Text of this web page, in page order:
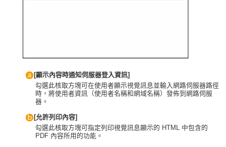
[顯示內容時通知伺服器登入資訊]
勾選此核取方塊可在使用者顯示視覺訊息並輸入網路伺服器路徑
時，將使用者資訊（使用者名稱和網域名稱）發佈到網路伺服
器。
[允許列印內容]
勾選此核取方塊可指定列印視覺訊息顯示的 HTML 中包含的
PDF 內容所用的功能。